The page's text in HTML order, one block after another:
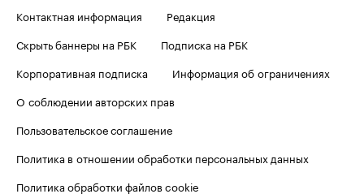
Контактная информация
Редакция
Скрыть баннеры на РБК
Подписка на РБК
Корпоративная подписка
Информация об ограничениях
О соблюдении авторских прав
Пользовательское соглашение
Политика в отношении обработки персональных данных
Политика обработки файлов cookie